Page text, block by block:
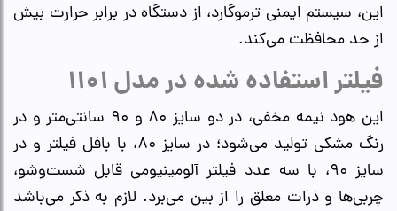
این، سیستم ایمنی ترموگارد، از دستگاه در برابر حرارت بیش
از حد محافظت می‌کند.
فیلتر استفاده شده در مدل ۱۱۰۱
این هود نیمه مخفی، در دو سایز ۸۰ و ۹۰ سانتی‌متر و در
رنگ مشکی تولید می‌شود؛ در سایز ۸۰، با بافل فیلتر و در
سایز ۹۰، با سه عدد فیلتر آلومینیومی قابل شست‌وشو،
چربی‌ها و ذرات معلق را از بین می‌برد. لازم به ذکر می‌باشد